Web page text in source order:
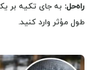
راه‌حل: به جای تکیه بر
طول مؤثر وارد کنید.